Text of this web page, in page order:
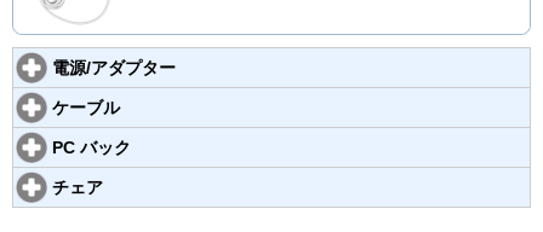
電源/アダプター
ケーブル
PC バック
チェア